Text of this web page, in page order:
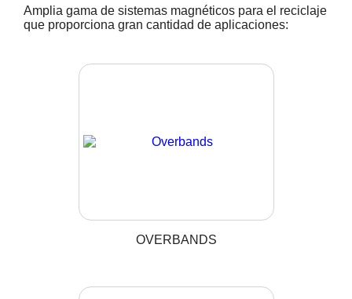
Amplia gama de sistemas magnéticos para el reciclaje
que proporciona gran cantidad de aplicaciones:
OVERBANDS